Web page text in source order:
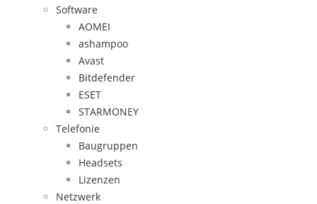
Software
AOMEI
ashampoo
Avast
Bitdefender
ESET
STARMONEY
Telefonie
Baugruppen
Headsets
Lizenzen
Netzwerk